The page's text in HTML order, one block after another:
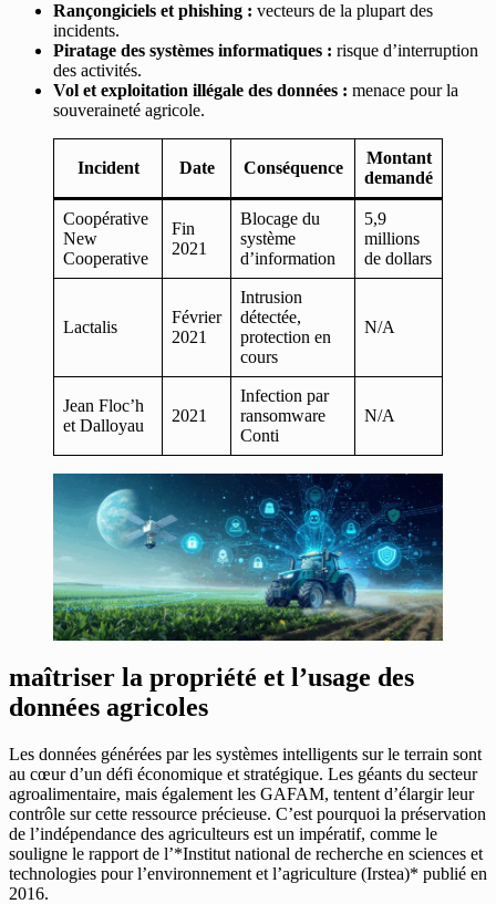
Rançongiciels et phishing : vecteurs de la plupart des
incidents.
Piratage des systèmes informatiques : risque d’interruption
des activités.
Vol et exploitation illégale des données : menace pour la
souveraineté agricole.
Incident Date Conséquence
Montant
demandé
Coopérative
New
Cooperative
Fin
2021
Blocage du
système
d’information
5,9
millions
de dollars
Lactalis
Février
2021
Intrusion
détectée,
protection en
cours
N/A
Jean Floc’h
et Dalloyau
2021
Infection par
ransomware
Conti
N/A
maîtriser la propriété et l’usage des
données agricoles
Les données générées par les systèmes intelligents sur le terrain sont
au cœur d’un défi économique et stratégique. Les géants du secteur
agroalimentaire, mais également les GAFAM, tentent d’élargir leur
contrôle sur cette ressource précieuse. C’est pourquoi la préservation
de l’indépendance des agriculteurs est un impératif, comme le
souligne le rapport de l’*Institut national de recherche en sciences et
technologies pour l’environnement et l’agriculture (Irstea)* publié en
2016.